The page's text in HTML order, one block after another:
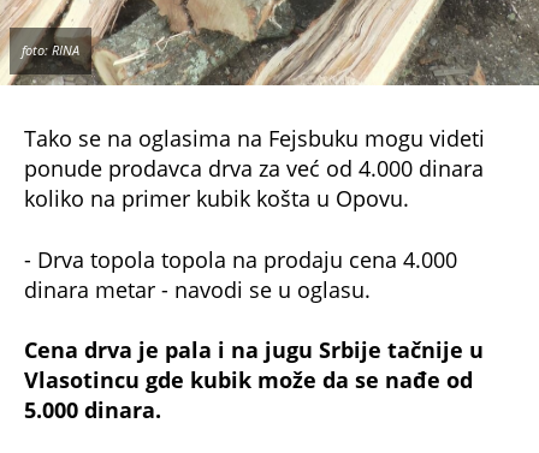
foto: RINA
Tako se na oglasima na Fejsbuku mogu videti
ponude prodavca drva za već od 4.000 dinara
koliko na primer kubik košta u Opovu.
- Drva topola topola na prodaju cena 4.000
dinara metar - navodi se u oglasu.
Cena drva je pala i na jugu Srbije tačnije u
Vlasotincu gde kubik može da se nađe od
5.000 dinara.